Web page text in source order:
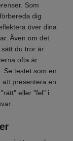
Som
dig
över dina
Även om det
du tror är
ofta är
Se testet som en
att presentera en
eller "fel" i